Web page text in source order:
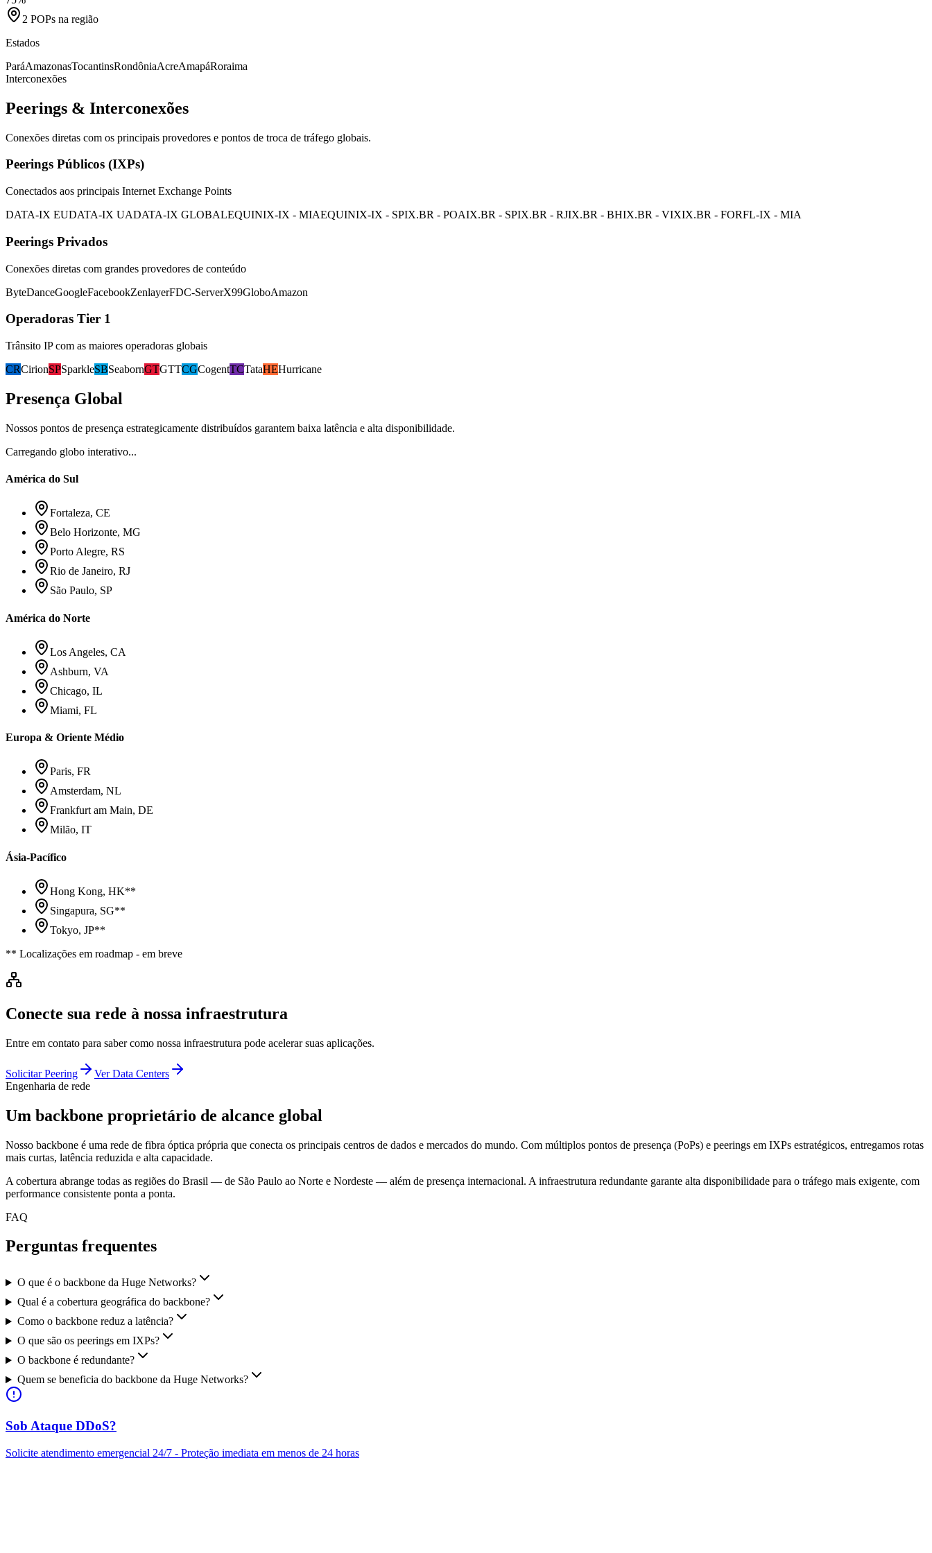
2 POPs na região
Estados
ParáAmazonasTocantinsRondôniaAcreAmapáRoraima
Interconexões
Peerings & Interconexões
Conexões diretas com os principais provedores e pontos de troca de tráfego globais.
Peerings Públicos (IXPs)
Conectados aos principais Internet Exchange Points
DATA-IX EUDATA-IX UADATA-IX GLOBALEQUINIX-IX - MIAEQUINIX-IX - SPIX.BR - POAIX.BR - SPIX.BR - RJIX.BR - BHIX.BR - VIXIX.BR - FORFL-IX - MIA
Peerings Privados
Conexões diretas com grandes provedores de conteúdo
ByteDanceGoogleFacebookZenlayerFDC-ServerX99GloboAmazon
Operadoras Tier 1
Trânsito IP com as maiores operadoras globais
CRCirionSPSparkleSBSeabornGTGTTCGCogentTCTataHEHurricane
Presença Global
Nossos pontos de presença estrategicamente distribuídos garantem baixa latência e alta disponibilidade.
Carregando globo interativo...
América do Sul
Fortaleza, CE
Belo Horizonte, MG
Porto Alegre, RS
Rio de Janeiro, RJ
São Paulo, SP
América do Norte
Los Angeles, CA
Ashburn, VA
Chicago, IL
Miami, FL
Europa & Oriente Médio
Paris, FR
Amsterdam, NL
Frankfurt am Main, DE
Milão, IT
Ásia-Pacífico
Hong Kong, HK**
Singapura, SG**
Tokyo, JP**
** Localizações em roadmap - em breve
Conecte sua rede à nossa infraestrutura
Entre em contato para saber como nossa infraestrutura pode acelerar suas aplicações.
Solicitar Peering
Ver Data Centers
Engenharia de rede
Um backbone proprietário de alcance global
Nosso backbone é uma rede de fibra óptica própria que conecta os principais centros de dados e mercados do mundo. Com múltiplos pontos de presença (PoPs) e peerings em IXPs estratégicos, entregamos rotas
mais curtas, latência reduzida e alta capacidade.
A cobertura abrange todas as regiões do Brasil — de São Paulo ao Norte e Nordeste — além de presença internacional. A infraestrutura redundante garante alta disponibilidade para o tráfego mais exigente, com
performance consistente ponta a ponta.
FAQ
Perguntas frequentes
O que é o backbone da Huge Networks?
Qual é a cobertura geográfica do backbone?
Como o backbone reduz a latência?
O que são os peerings em IXPs?
O backbone é redundante?
Quem se beneficia do backbone da Huge Networks?
Sob Ataque DDoS?
Solicite atendimento emergencial 24/7 - Proteção imediata em menos de 24 horas